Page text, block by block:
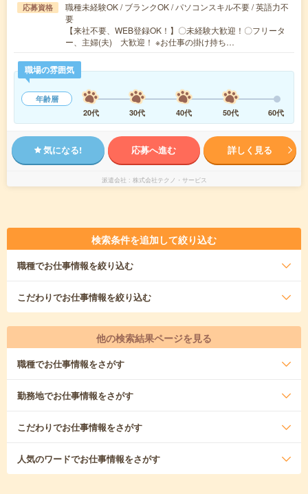
応募資格
職種未経験OK / ブランクOK / パソコンスキル不要 / 英語力不
要
【来社不要、WEB登録OK！】〇未経験大歓迎！〇フリータ
ー、主婦(夫) 大歓迎！ ※お仕事の掛け持ち…
職場の雰囲気
年齢層
20代
30代 40代 50代 60代
気になる! 応募へ進む 詳しく見る
派遣会社 株式会社テクノ・サービス
検索条件を追加して絞り込む
職種でお仕事情報を絞り込む
こだわりでお仕事情報を絞り込む
他の検索結果ページを見る
職種でお仕事情報をさがす
勤務地でお仕事情報をさがす
こだわりでお仕事情報をさがす
人気のワードでお仕事情報をさがす